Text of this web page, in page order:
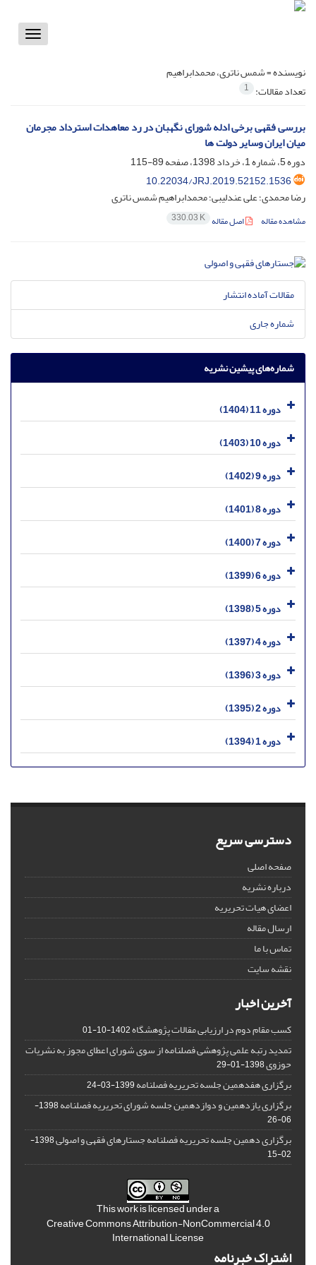
Toggle
نویسنده =شمس ناتری، محمدابراهیم
تعداد مقالات: 1
بررسی فقهی برخی ادله شورای نگهبان در رد معاهدات استرداد مجرمان
میان ایران وسایر دولت ها
دوره 5، شماره 1، خرداد 1398، صفحه
89-115
10.22034/JRJ.2019.52152.1536
رضا محمدی؛ علی عندلیبی؛ محمدابراهیم شمس ناتری
مشاهده مقاله اصل مقاله 330.03 K
مقالات آماده انتشار
شماره جاری
شماره‌های پیشین نشریه
دوره 11 (1404)
دوره 10 (1403)
دوره 9 (1402)
دوره 8 (1401)
دوره 7 (1400)
دوره 6 (1399)
دوره 5 (1398)
دوره 4 (1397)
دوره 3 (1396)
دوره 2 (1395)
دوره 1 (1394)
دسترسی سریع
صفحه اصلی
درباره نشریه
اعضای هیات تحریریه
ارسال مقاله
تماس با ما
نقشه سایت
آخرین اخبار
کسب مقام دوم در ارزیابی مقالات پژوهشگاه1402-10-01
تمدید رتبه علمی پژوهشی فصلنامه از سوی شورای اعطای مجوز به نشریات
حوزوی1398-01-29
برگزاری هفدهمین جلسه تحریریه فصلنامه1399-03-24
برگزاری یازدهمین و دوازدهمین جلسه شورای تحریریه فصلنامه
1398-
06-26
برگزاری دهمین جلسه تحریریه فصلنامه جستارهای فقهی و اصولی
1398-
02-15
This work is licensed under a
Creative Commons Attribution-NonCommercial 4.0
International License
اشتراک خبرنامه